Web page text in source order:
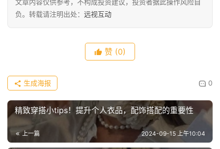
文章内容仅供参考，不构成投资建议，投资者据此操作风险自
负。转载请注明出处： 远视互动
赞 (0)
0
生成海报
精致穿搭小tips！提升个人衣品，配饰搭配的重要性
上一篇 2024-09-15 上午10:04